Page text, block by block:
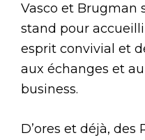
Vasco et Brugman
stand pour
esprit convivial et
aux échanges et
business.
D’ores et déjà,